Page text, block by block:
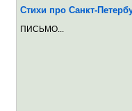
Стихи про Санкт-
ПИСЬМО...